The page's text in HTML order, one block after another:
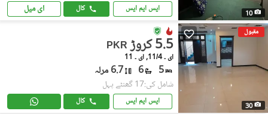
10 ایس ایم ایس کال ای میل
مقبول
30
PKR 5.5 کروڑ
ای ۔ 11/4, ای ۔ 11
5
6 6.7 مرلہ
شامل کی:17 گھنٹے پہل
ایس ایم ایس کال